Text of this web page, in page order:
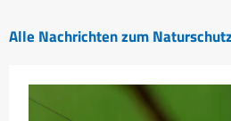
Alle Nachrichten zum